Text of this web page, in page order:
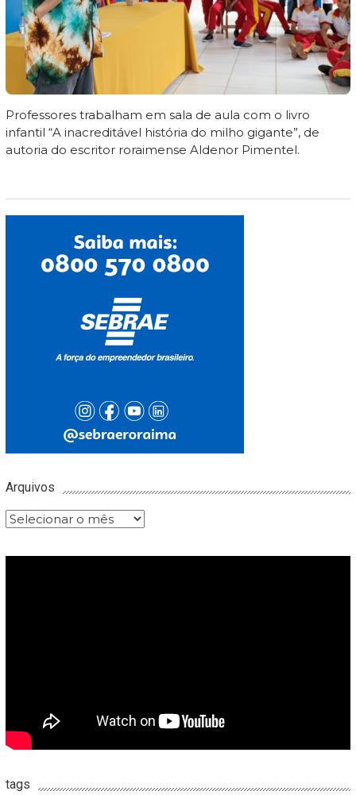
Professores trabalham em sala de aula com o livro
infantil “A inacreditável história do milho gigante”, de
autoria do escritor roraimense Aldenor Pimentel.
Arquivos
Arquivos
tags